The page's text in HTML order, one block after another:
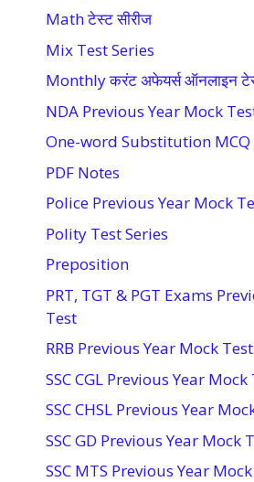
Math टेस्ट सीरीज
Mix Test Series
Monthly करंट अफेयर्स ऑनलाइन
NDA Previous Year Mock
One-word Substitution MCQ
PDF Notes
Police Previous Year Mock
Polity Test Series
Preposition
PRT, TGT & PGT Exams
Test
RRB Previous Year Mock Test
SSC CGL Previous Year Mock
SSC CHSL Previous Year
SSC GD Previous Year Mock
SSC MTS Previous Year